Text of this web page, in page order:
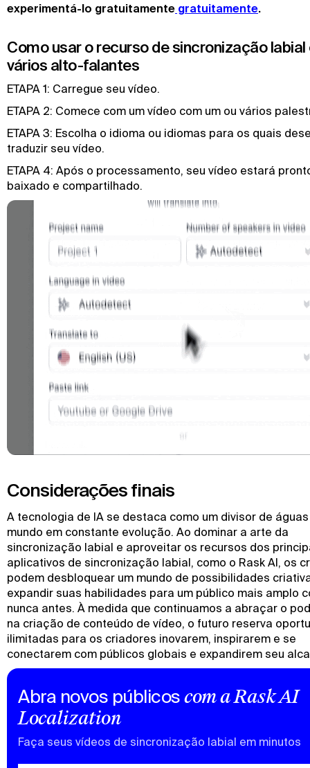
experimentá-lo gratuitamente gratuitamente.
Como usar o recurso de sincronização
vários alto-falantes
ETAPA 1: Carregue seu vídeo.
ETAPA 2: Comece com um vídeo com um ou vários
ETAPA 3: Escolha o idioma ou idiomas para os quais
traduzir seu vídeo.
ETAPA 4: Após o processamento, seu vídeo estará
baixado e compartilhado.
Considerações finais
A tecnologia de IA se destaca como um divisor de águas
mundo em constante evolução. Ao dominar a arte da
sincronização labial e aproveitar os recursos dos
aplicativos de sincronização labial, como o Rask AI, os
podem desbloquear um mundo de possibilidades
expandir suas habilidades para um público mais amplo
nunca antes. À medida que continuamos a abraçar o
na criação de conteúdo de vídeo, o futuro reserva
ilimitadas para os criadores inovarem, inspirarem e se
conectarem com públicos globais e expandirem seu
Abra novos públicos com a Rask AI
Localization
Faça seus vídeos de sincronização labial em minutos